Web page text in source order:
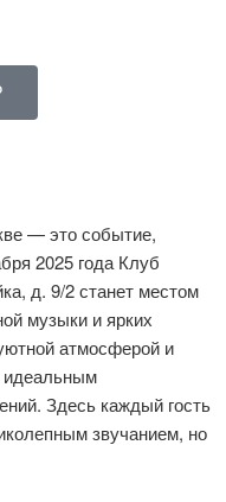
— это событие,
2025 года Клуб
д. 9/2 станет местом
музыки и ярких
атмосферой и
идеальным
Здесь каждый гость
звучанием, но